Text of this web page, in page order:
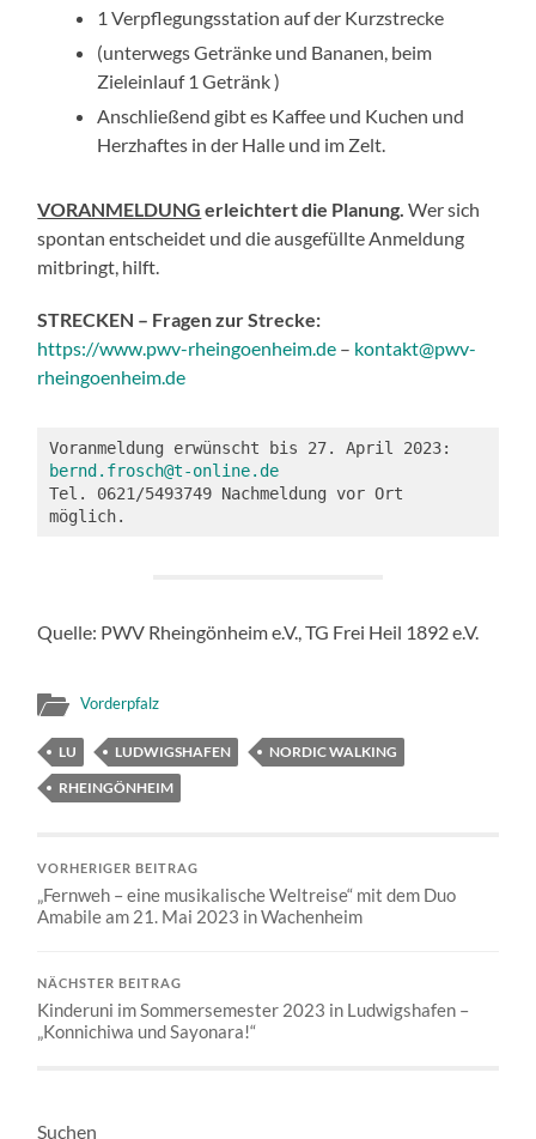
1 Verpflegungsstation auf der Kurzstrecke
(unterwegs Getränke und Bananen, beim
Zieleinlauf 1 Getränk )
Anschließend gibt es Kaffee und Kuchen und
Herzhaftes in der Halle und im Zelt.
VORANMELDUNG erleichtert die Planung.Wer sich
spontan entscheidet und die ausgefüllte Anmeldung
mitbringt, hilft.
STRECKEN – Fragen zur Strecke:
https://www.pwv-rheingoenheim.de – kontakt@pwv-
rheingoenheim.de
bernd.frosch@t-online.de
Tel. 0621/5493749 Nachmeldung vor Ort
möglich.
Quelle: PWV Rheingönheim e.V., TG Frei Heil 1892 e.V.
Vorderpfalz
LU LUDWIGSHAFEN
NORDIC WALKING
RHEINGÖNHEIM
VORHERIGER BEITRAG
„Fernweh – eine musikalische Weltreise“ mit dem Duo
Amabile am 21. Mai 2023 in Wachenheim
NÄCHSTER BEITRAG
Kinderuni im Sommersemester 2023 in Ludwigshafen –
„Konnichiwa und Sayonara!“
Suchen